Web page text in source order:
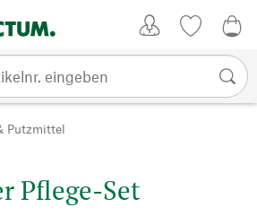
Putzmittel
Pflege-Set